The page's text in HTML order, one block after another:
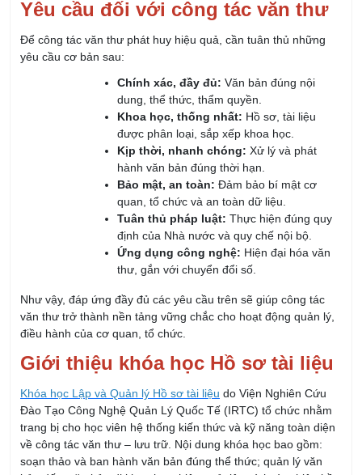
yêu cầu cơ bản sau:
Chính xác, đầy đủ: Văn bản đúng nội
dung, thể thức, thẩm quyền.
Khoa học, thống nhất:
Hồ sơ, tài liệu
được phân loại, sắp xếp khoa học.
Kịp thời, nhanh chóng: Xử lý và phát
hành văn bản đúng thời hạn.
Bảo mật, an toàn:Đảm bảo bí mật cơ
quan, tổ chức và an toàn dữ liệu.
Tuân thủ pháp luật:Thực hiện đúng quy
định của Nhà nước và quy chế nội bộ.
Ứng dụng công nghệ:
Hiện đại hóa văn
thư, gắn với chuyển đổi số.
Như vậy, đáp ứng đầy đủ các yêu cầu trên sẽ giúp công tác
văn thư trở thành nền tảng vững chắc cho hoạt động quản lý,
điều hành của cơ quan, tổ chức.
Giới thiệu khóa học Hồ sơ tài liệu
Khóa học Lập và Quản lý Hồ sơ tài liệu do Viện Nghiên Cứu
Đào Tạo Công Nghệ Quản Lý Quốc Tế (IRTC) tổ chức nhằm
trang bị cho học viên hệ thống kiến thức và kỹ năng toàn diện
về công tác văn thư – lưu trữ. Nội dung khóa học bao gồm:
soạn thảo và ban hành văn bản đúng thể thức; quản lý văn
bản đến, văn bản đi khoa học, hiệu quả; lập và hoàn thiện hồ
sơ công việc; lưu trữ, bảo quản tài liệu theo đúng quy định;